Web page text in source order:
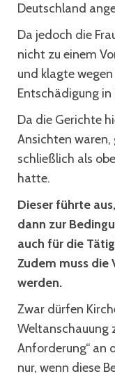
Deutschland
Da jedoch die
nicht zu einem
und klagte
Entschädigung
Da die Gerichte
Ansichten waren,
schließlich als
hatte.
Dieser führte
dann zur
auch für die
Zudem muss
werden.
Zwar dürfen
Weltanschauung
Anforderung“ an
nur, wenn diese